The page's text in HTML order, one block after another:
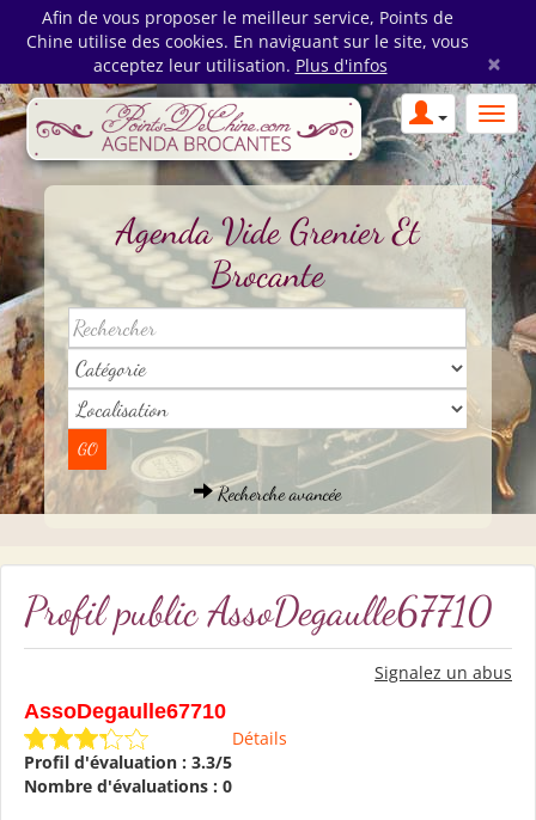
Afin de vous proposer le meilleur service, Points de
Chine utilise des cookies. En naviguant sur le site, vous
acceptez leur utilisation. Plus d'infos ×
Agenda Vide Grenier Et
Brocante
Recherche avancée
Profil public AssoDegaulle67710
Signalez un abus
AssoDegaulle67710
Détails
Profil d'évaluation : 3.3/5
Nombre d'évaluations : 0